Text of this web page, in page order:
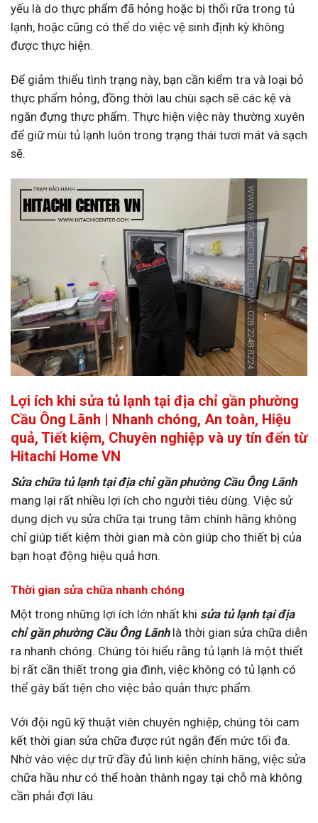
yếu là do thực phẩm đã hỏng hoặc bị thối rữa trong tủ
lạnh, hoặc cũng có thể do việc vệ sinh định kỳ không
được thực hiện.
Để giảm thiểu tình trạng này, bạn cần kiểm tra và loại bỏ
thực phẩm hỏng, đồng thời lau chùi sạch sẽ các kệ và
ngăn đựng thực phẩm. Thực hiện việc này thường xuyên
để giữ mùi tủ lạnh luôn trong trạng thái tươi mát và sạch
sẽ.
Lợi ích khi sửa tủ lạnh tại địa chỉ gần phường
Cầu Ông Lãnh | Nhanh chóng, An toàn, Hiệu
quả, Tiết kiệm, Chuyên nghiệp và uy tín đến từ
Hitachi Home VN
Sửa chữa tủ lạnh tại địa chỉ gần phường Cầu Ông Lãnh
mang lại rất nhiều lợi ích cho người tiêu dùng. Việc sử
dụng dịch vụ sửa chữa tại trung tâm chính hãng không
chỉ giúp tiết kiệm thời gian mà còn giúp cho thiết bị của
bạn hoạt động hiệu quả hơn.
Thời gian sửa chữa nhanh chóng
Một trong những lợi ích lớn nhất khi sửa tủ lạnh tại địa
chỉ gần phường Cầu Ông Lãnhlà thời gian sửa chữa diễn
ra nhanh chóng. Chúng tôi hiểu rằng tủ lạnh là một thiết
bị rất cần thiết trong gia đình, việc không có tủ lạnh có
thể gây bất tiện cho việc bảo quản thực phẩm.
Với đội ngũ kỹ thuật viên chuyên nghiệp, chúng tôi cam
kết thời gian sửa chữa được rút ngắn đến mức tối đa.
Nhờ vào việc dự trữ đầy đủ linh kiện chính hãng, việc sửa
chữa hầu như có thể hoàn thành ngay tại chỗ mà không
cần phải đợi lâu.